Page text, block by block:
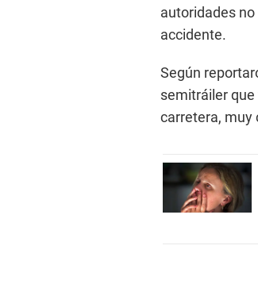
autoridades
accidente.
Según
semitráiler
carretera, muy